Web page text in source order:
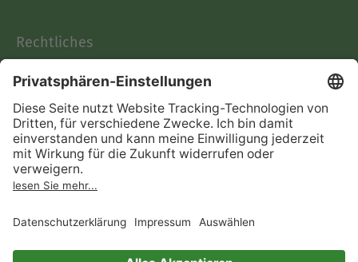
Rechtliches
AGB
Informationen nach Data
Act
Verträge hier kündigen
Impressum